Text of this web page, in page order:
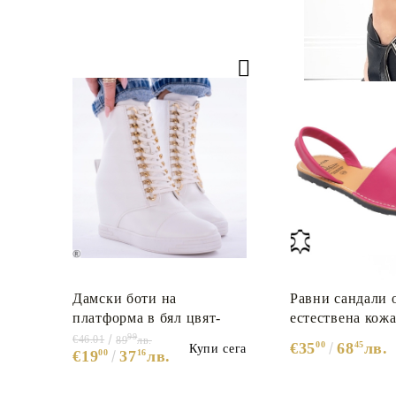
Дамски боти на
платформа в бял цвят-
Wendi White
€1900 3716лв.
€46.01 8999лв.
Купи сега
Равни сандали
естествена
€3500 6845лв.